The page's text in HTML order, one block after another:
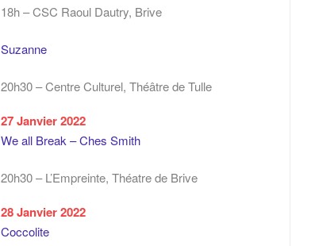
18h – CSC Raoul Dautry, Brive
Suzanne
20h30 – Centre Culturel, Théâtre de Tulle
27 Janvier 2022
We all Break – Ches Smith
20h30 – L’Empreinte, Théatre de Brive
28 Janvier 2022
Coccolite